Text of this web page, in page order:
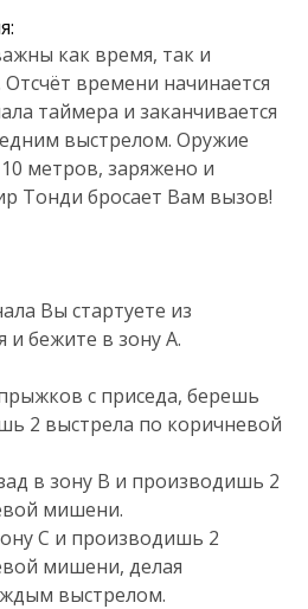
как время, так и
времени начинается
таймера и заканчивается
выстрелом. Оружие
метров, заряжено и
Тонди бросает Вам вызов!
Вы стартуете из
и бежите в зону А.
с приседа, берешь
2 выстрела по коричневой
в зону B и производишь 2
мишени.
C и производишь 2
мишени, делая
выстрелом.